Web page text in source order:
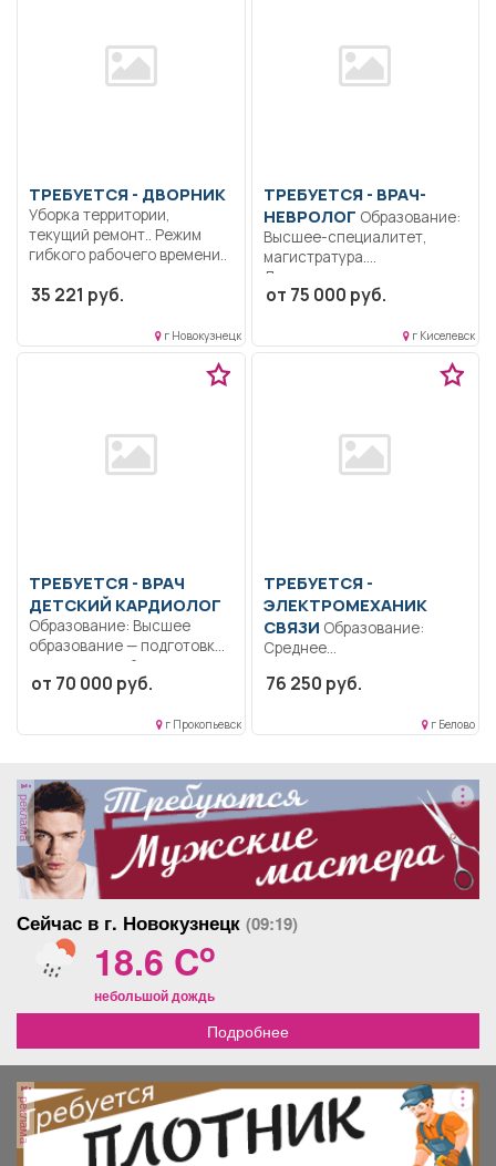
ТРЕБУЕТСЯ - ДВОРНИК
Уборка территории,
текущий ремонт.. Режим
гибкого рабочего времени..
35 221 руб.
г Новокузнецк
ТРЕБУЕТСЯ - ВРАЧ-
НЕВРОЛОГ
Высшее-специалитет,
магистратура.
Дисциплинированность.
Коммуникабельность.
Выполнение должностных
обязанностей согласно...
от 75 000 руб.
г Киселевск
ТРЕБУЕТСЯ - ВРАЧ
ДЕТСКИЙ КАРДИОЛОГ
Образование: Высшее
образование — подготовка
кадров высшей
квалификации.. Сбор...
от 70 000 руб.
г Прокопьевск
ТРЕБУЕТСЯ -
ЭЛЕКТРОМЕХАНИК
СВЯЗИ
Среднее
образование.. Обеспечение
76 250 руб.
г Белово
реклама
Сейчас в г. Новокузнецк (09:19)
18.6 Co
небольшой дождь
Подробнее
реклама